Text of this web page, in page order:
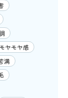
ヤモヤ感
満